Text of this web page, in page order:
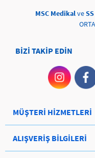
MSC Medikal ve
BİZİ TAKİP EDİN
MÜŞTERİ HİZMETLERİ
ALIŞVERİŞ BİLGİLERİ